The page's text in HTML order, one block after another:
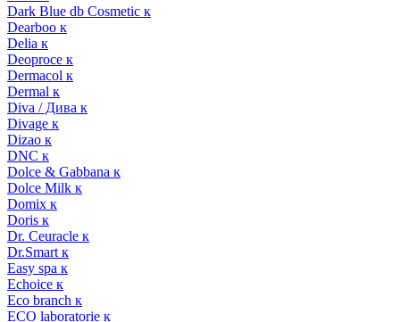
Dark Blue db Cosmetic к
Dearboo к
Delia к
Deoproce к
Dermacol к
Dermal к
Diva / Дива к
Divage к
Dizao к
DNC к
Dolce & Gabbana к
Dolce Milk к
Domix к
Doris к
Dr. Ceuracle к
Dr.Smart к
Easy spa к
Echoice к
Eco branch к
ECO laboratorie к